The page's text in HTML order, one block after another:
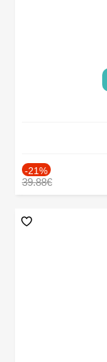
-21%
39.88€